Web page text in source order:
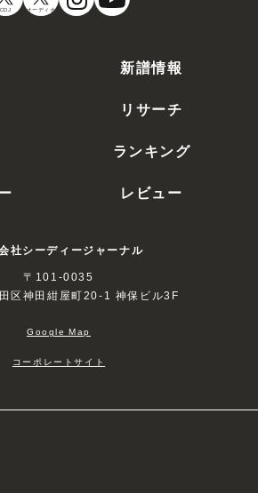
CDJ オーディオ
新譜情報
リサーチ
ランキング
レビュー
社シーディージャーナル
〒101-0035
区神田紺屋町20-1 神保ビル3F
Google Map
コーポレートサイト